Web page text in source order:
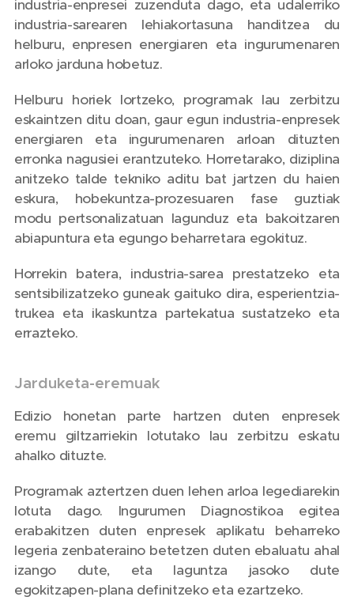
industria-enpresei zuzenduta dago, eta udalerriko
industria-sarearen lehiakortasuna handitzea du
helburu, enpresen energiaren eta ingurumenaren
arloko jarduna hobetuz.
Helburu horiek lortzeko, programak lau zerbitzu
eskaintzen ditu doan, gaur egun industria-enpresek
energiaren eta ingurumenaren arloan dituzten
erronka nagusiei erantzuteko. Horretarako, diziplina
anitzeko talde tekniko aditu bat jartzen du haien
eskura, hobekuntza-prozesuaren fase guztiak
modu pertsonalizatuan lagunduz eta bakoitzaren
abiapuntura eta egungo beharretara egokituz.
Horrekin batera, industria-sarea prestatzeko eta
sentsibilizatzeko guneak gaituko dira, esperientzia-
trukea eta ikaskuntza partekatua sustatzeko eta
errazteko.
Jarduketa-eremuak
Edizio honetan parte hartzen duten enpresek
eremu giltzarriekin lotutako lau zerbitzu eskatu
ahalko dituzte.
Programak aztertzen duen lehen arloa legediarekin
lotuta dago. Ingurumen Diagnostikoa egitea
erabakitzen duten enpresek aplikatu beharreko
legeria zenbateraino betetzen duten ebaluatu ahal
izango dute, eta laguntza jasoko dute
egokitzapen-plana definitzeko eta ezartzeko.